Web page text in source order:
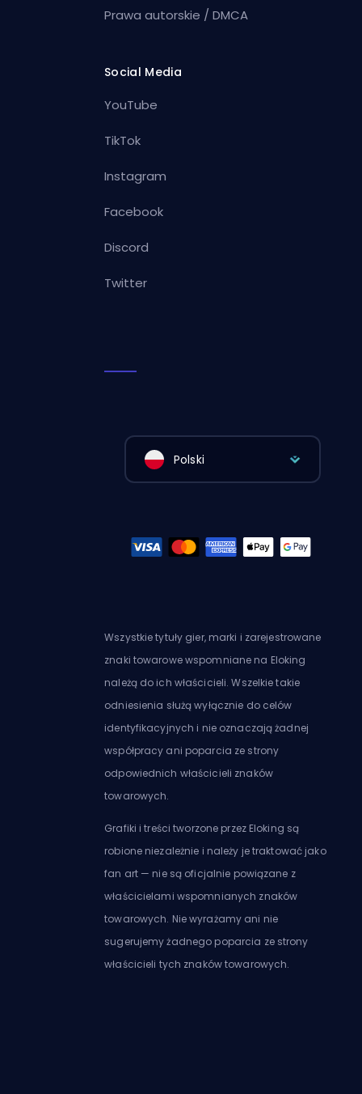
Prawa autorskie / DMCA
Social Media
YouTube
TikTok
Instagram
Facebook
Discord
Twitter
Polski
Wszystkie tytuły gier, marki i zarejestrowane
znaki towarowe wspomniane na Eloking
należą do ich właścicieli. Wszelkie takie
odniesienia służą wyłącznie do celów
identyfikacyjnych i nie oznaczają żadnej
współpracy ani poparcia ze strony
odpowiednich właścicieli znaków
towarowych.
Grafiki i treści tworzone przez Eloking są
robione niezależnie i należy je traktować jako
fan art — nie są oficjalnie powiązane z
właścicielami wspomnianych znaków
towarowych. Nie wyrażamy ani nie
sugerujemy żadnego poparcia ze strony
właścicieli tych znaków towarowych.